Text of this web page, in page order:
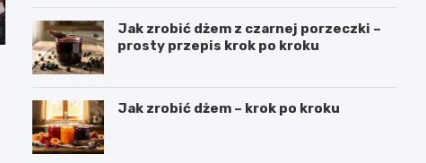
Jak zrobić dżem z czarnej porzeczki –
prosty przepis krok po kroku
Jak zrobić dżem – krok po kroku